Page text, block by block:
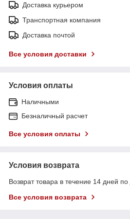
Доставка курьером
Транспортная компания
Доставка почтой
Все условия доставки
Условия оплаты
Наличными
Безналичный расчет
Все условия оплаты
Условия возврата
Возврат товара в течение 14 дней по
Все условия возврата